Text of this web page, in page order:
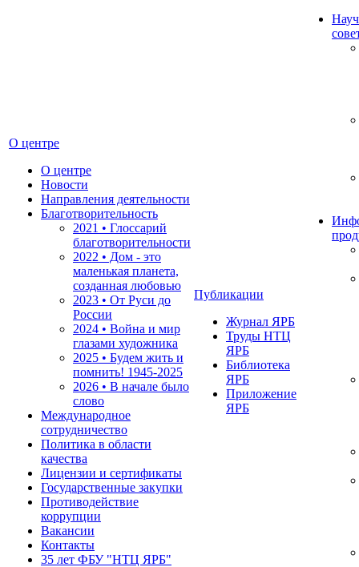
О центре
О центре
Новости
Направления деятельности
Благотворительность
2021 • Глоссарий
благотворительности
2022 • Дом - это
маленькая планета,
созданная любовью
2023 • От Руси до
России
2024 • Война и мир
глазами художника
2025 • Будем жить и
помнить! 1945-2025
2026 • В начале было
слово
Международное
сотрудничество
Политика в области
качества
Лицензии и сертификаты
Государственные закупки
Противодействие
коррупции
Вакансии
Контакты
35 лет ФБУ "НТЦ ЯРБ"
Публикации
Журнал ЯРБ
Труды НТЦ
ЯРБ
Библиотека
ЯРБ
Приложение
ЯРБ